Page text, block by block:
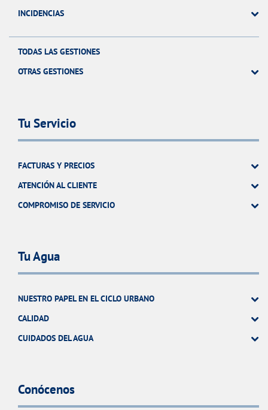
INCIDENCIAS
TODAS LAS GESTIONES
OTRAS GESTIONES
Tu Servicio
FACTURAS Y PRECIOS
ATENCIÓN AL CLIENTE
COMPROMISO DE SERVICIO
Tu Agua
NUESTRO PAPEL EN EL CICLO URBANO
CALIDAD
CUIDADOS DEL AGUA
Conócenos